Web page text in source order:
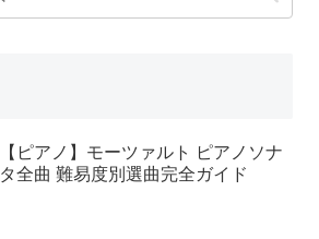
【ピアノ】モーツァルト ピアノソナ
タ全曲 難易度別選曲完全ガイド